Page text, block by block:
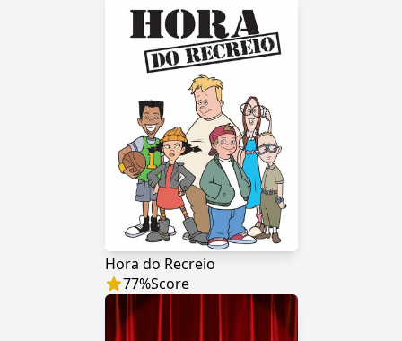
Hora do Recreio
77%Score